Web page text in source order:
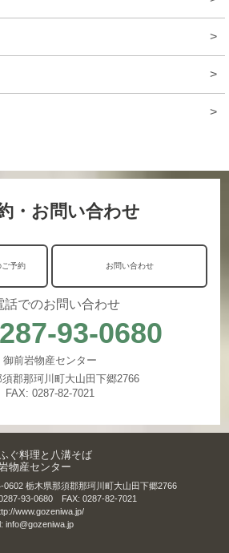
>
>
>
・お問い合わせ
ご予約 お問い合わせ
話でのお問い合わせ
93-0680
御前岩物産センター
郡那珂川町大山田下郷2766
FAX: 0287-82-7021
ぐ料理と八溝そば
物産センター
0602 栃木県那須郡那珂川町大山田下郷2766
93-0680 FAX: 0287-82-7021
www.gozeniwa.jp/
info@gozeniwa.jp